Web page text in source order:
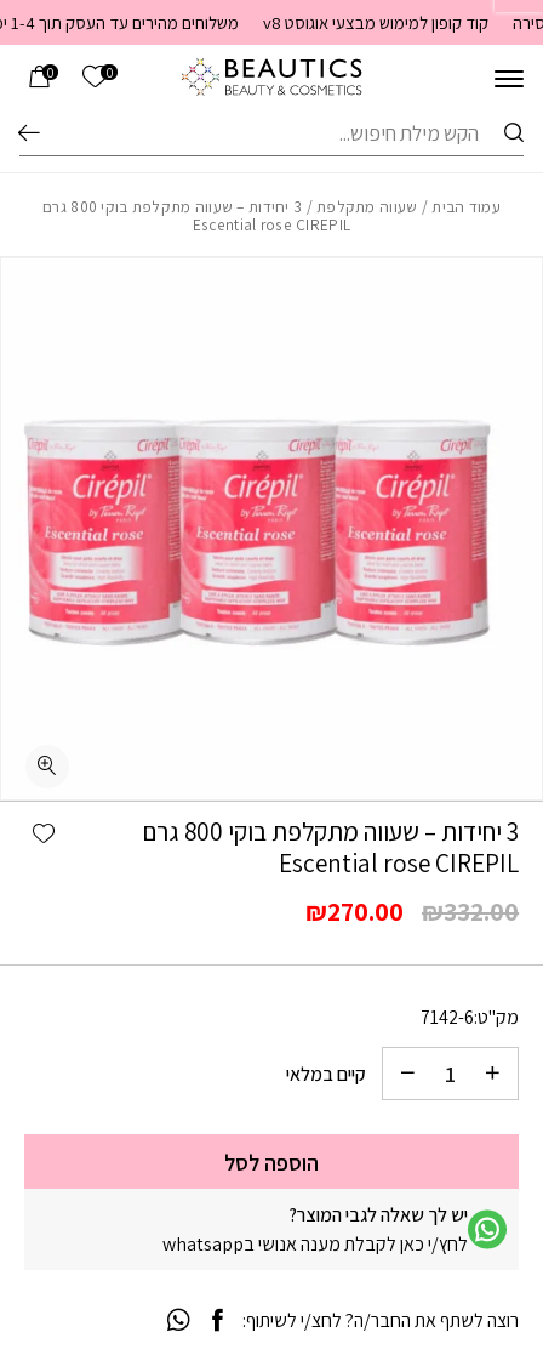
Skip to Content
קוד קופון למימוש מבצעי אוגוסט v8 משלוחים מהירים עד העסק תוך 1-4 ימי עסקים. משלוחים חינם מעל 399 שקלים חדש באתר! ניתן לשלם במזומן לשליח בעת המסירה
0 הרשימה
0
חיפוש
עמוד הבית/ שעווה מתקלפת
/ 3 יחידות – שעווה מתקלפת בוקי 800 גרם
Escential rose CIREPIL
3 יחידות – שעווה מתקלפת בוקי 800 גרם
Escential rose CIREPIL
₪332.00
המחיר
היה:
₪270.00
המחיר
הוא:
מק"ט:7142-6
קיים במלאי
הוספה לסל
יש לך שאלה לגבי המוצר?
לחץ/י כאן לקבלת מענה אנושי בwhatsapp
רוצה לשתף את החבר/ה? לחצ/י לשיתוף:
בחזרה למעלה